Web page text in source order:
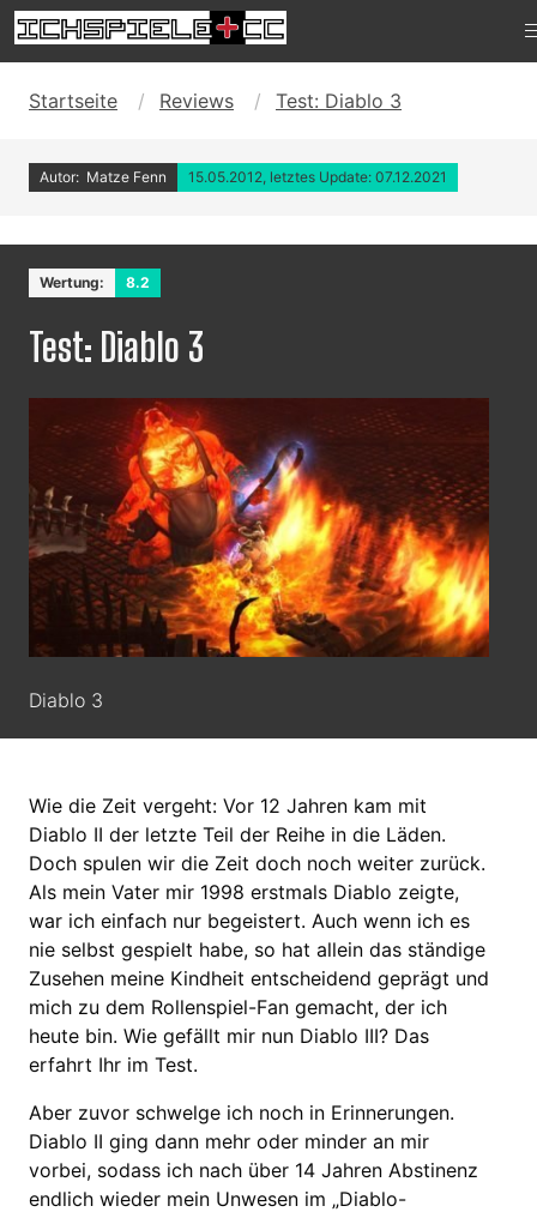
Startseite Reviews Test: Diablo 3
Autor: Matze Fenn 15.05.2012, letztes Update: 07.12.2021
Wertung: 8.2
Test: Diablo 3
Diablo 3
Wie die Zeit vergeht: Vor 12 Jahren kam mit
Diablo II der letzte Teil der Reihe in die Läden.
Doch spulen wir die Zeit doch noch weiter zurück.
Als mein Vater mir 1998 erstmals Diablo zeigte,
war ich einfach nur begeistert. Auch wenn ich es
nie selbst gespielt habe, so hat allein das ständige
Zusehen meine Kindheit entscheidend geprägt und
mich zu dem Rollenspiel-Fan gemacht, der ich
heute bin. Wie gefällt mir nun Diablo III? Das
erfahrt Ihr im Test.
Aber zuvor schwelge ich noch in Erinnerungen.
Diablo II ging dann mehr oder minder an mir
vorbei, sodass ich nach über 14 Jahren Abstinenz
endlich wieder mein Unwesen im „Diablo-